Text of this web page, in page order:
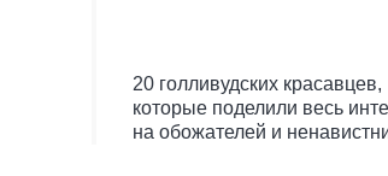
20 голливудских красавцев,
которые поделили весь
на обожателей и